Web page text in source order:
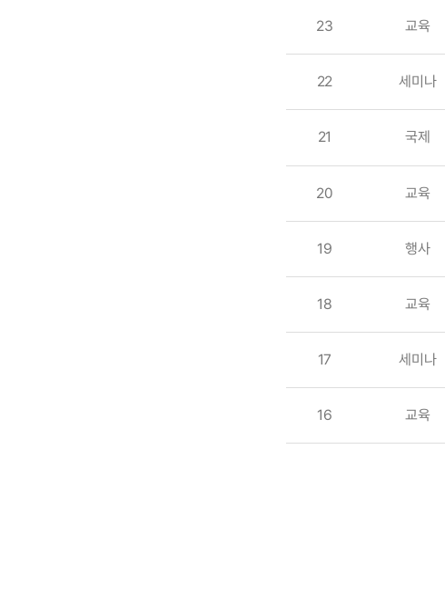
23 교육
22 세미나
21 국제
20 교육
19 행사
18 교육
17 세미나
16 교육